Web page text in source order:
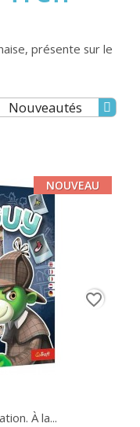
présente sur le
Nouveautés
À la...
NOUVEAU
favorite_border